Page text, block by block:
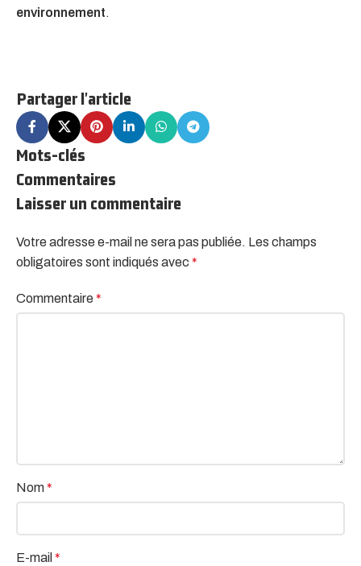
environnement.
Partager l'article
Mots-clés
Commentaires
Laisser un commentaire
Votre adresse e-mail ne sera pas publiée. Les champs
obligatoires sont indiqués avec *
Commentaire*
Nom*
E-mail *
Alternative: